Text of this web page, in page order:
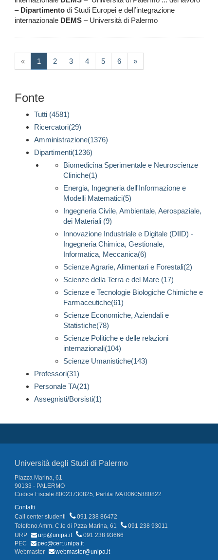
– Dipartimento di Studi Europei e dell’integrazione
internazionale DEMS – Università di Palermo
« 1 (current)
2 3 4 5 6 »
Fonte
Tutti (4581)
Ricercatori(29)
Amministrazione(1376)
Dipartimenti(1236)
Biomedicina Sperimentale e Neuroscienze
Cliniche(1)
Energia, Ingegneria dell'Informazione e
Modelli Matematici(5)
Ingegneria Civile, Ambientale, Aerospaziale,
dei Materiali (9)
Innovazione Industriale e Digitale (DIID) -
Ingegneria Chimica, Gestionale,
Informatica, Meccanica(6)
Scienze Agrarie, Alimentari e Forestali(2)
Scienze della Terra e del Mare (17)
Scienze e Tecnologie Biologiche Chimiche e
Farmaceutiche(61)
Scienze Economiche, Aziendali e
Statistiche(78)
Scienze Politiche e delle relazioni
internazionali(104)
Scienze Umanistiche(143)
Professori(31)
Personale TA(21)
Assegnisti/Borsisti(1)
Università degli Studi di Palermo
Piazza Marina, 61
90133 - PALERMO
Codice Fiscale 80023730825, Partita IVA 00605880822
Contatti
Call center studenti
091 238 86472
Telefono Amm. C.le di P.zza Marina, 61
091 238 93011
URP
urp@unipa.it
091 238 93666
PEC
pec@cert.unipa.it
Webmaster
webmaster@unipa.it